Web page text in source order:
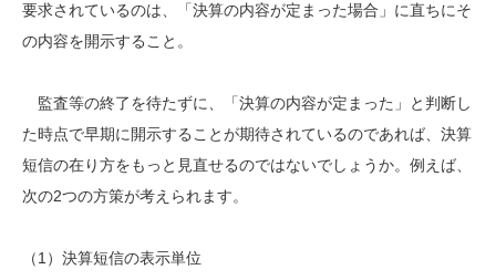
要求されているのは、「決算の内容が定まった場合」に直ちにそ
の内容を開示すること。
監査等の終了を待たずに、「決算の内容が定まった」と判断し
た時点で早期に開示することが期待されているのであれば、決算
短信の在り方をもっと見直せるのではないでしょうか。例えば、
次の2つの方策が考えられます。
（1）決算短信の表示単位